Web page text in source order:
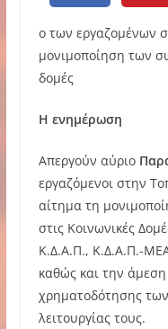
ο των εργαζομένων
μονιμοποίηση των
δομές
Η ενημέρωση
Απεργούν αύριο
εργαζόμενοι στην
αίτημα τη
στις Κοινωνικές
Κ.Δ.Α.Π., Κ.Δ.Α.Π.-
καθώς και την
χρηματοδότησης
λειτουργίας τους.